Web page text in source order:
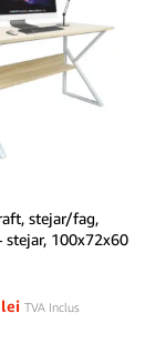
stejar/fag,
stejar, 100x72x60
lei TVA Inclus